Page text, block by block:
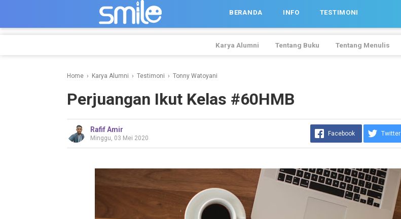
BERANDA INFO TESTIMONI
Karya Alumni Tentang Buku Tentang Menulis
Home › Karya Alumni › Testimoni › Tonny Watoyani
Perjuangan Ikut Kelas #60HMB
Rafif Amir
Minggu, 03 Mei 2020
Facebook Twitter